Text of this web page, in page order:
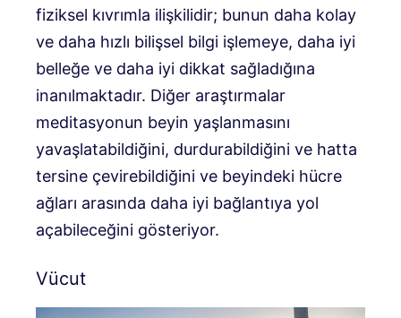
fiziksel kıvrımla ilişkilidir; bunun daha kolay
ve daha hızlı bilişsel bilgi işlemeye, daha iyi
belleğe ve daha iyi dikkat sağladığına
inanılmaktadır. Diğer araştırmalar
meditasyonun beyin yaşlanmasını
yavaşlatabildiğini, durdurabildiğini ve hatta
tersine çevirebildiğini ve beyindeki hücre
ağları arasında daha iyi bağlantıya yol
açabileceğini gösteriyor.
Vücut